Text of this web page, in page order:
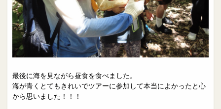
最後に海を見ながら昼食を食べました。
海が青くとてもきれいでツアーに参加して本当によかったと心
から思いました！！！